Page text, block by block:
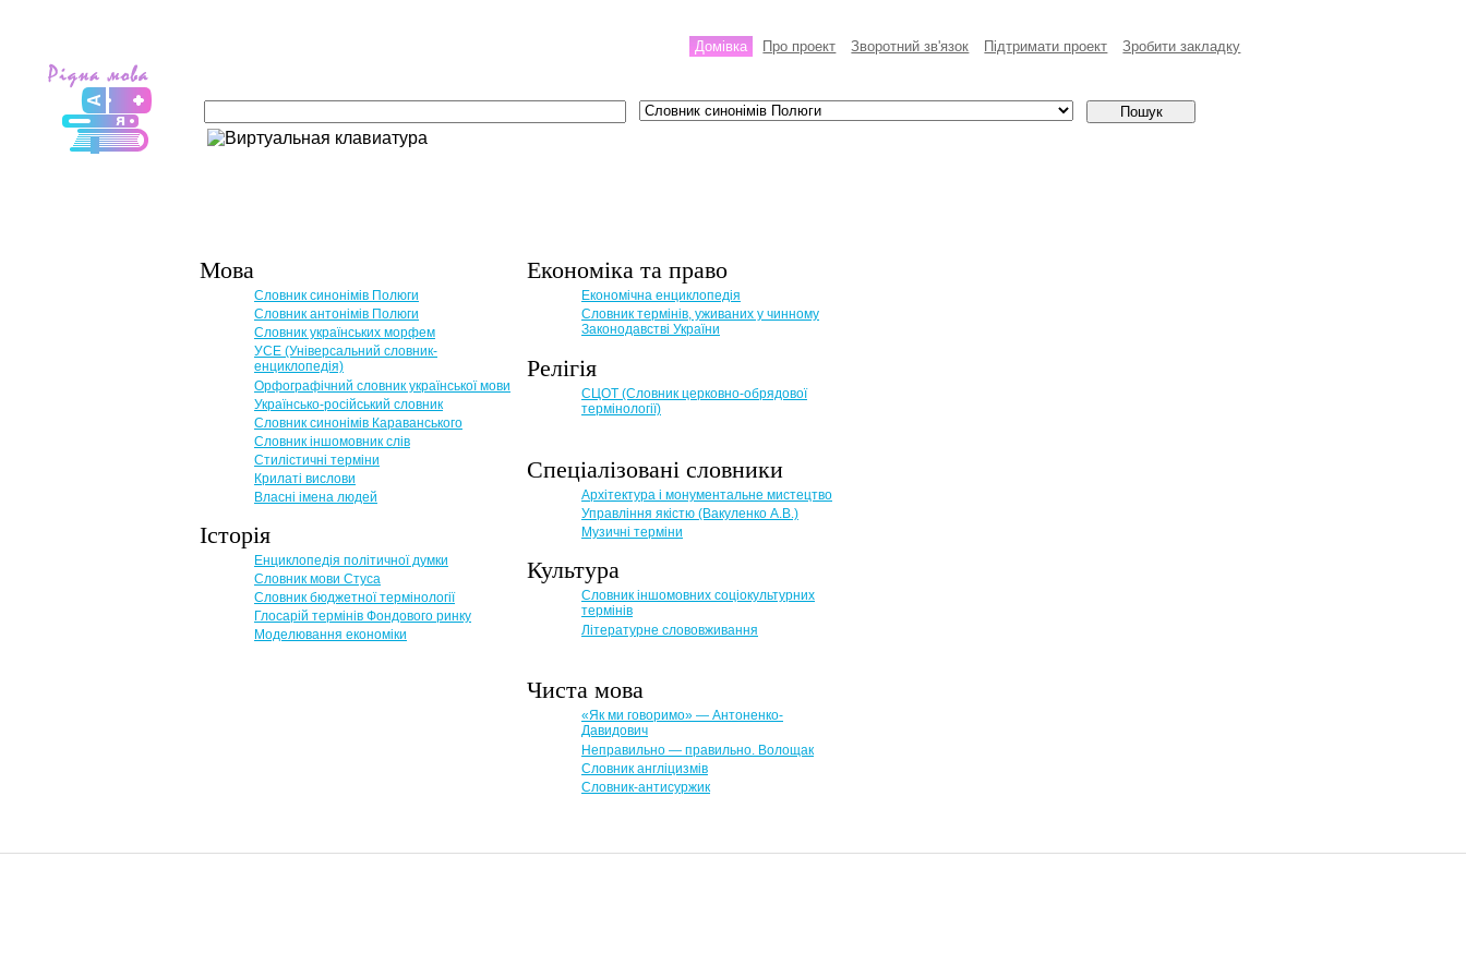
Домівка Про проект Зворотний зв'язок Пiдтримати проект Зробити закладку
Мова
Словник синонімів Полюги
Словник антонімів Полюги
Словник українських морфем
УСЕ (Універсальний словник-
енциклопедія)
Орфографічний словник української мови
Українсько-російський словник
Словник синонімів Караванського
Словник іншомовник слів
Стилістичні терміни
Крилаті вислови
Власні імена людей
Історія
Енциклопедія політичної думки
Словник мови Стуса
Словник бюджетної термінології
Глосарій термінів Фондового ринку
Моделювання економіки
Економіка та право
Eкономічна енциклопедія
Словник термінів, уживаних у чинному
Законодавстві України
Релігія
СЦОТ (Словник церковно-обрядової
термінології)
Спеціалізовані словники
Архітектура і монументальне мистецтво
Управління якістю (Вакуленко А.В.)
Музичні терміни
Культура
Словник іншомовних соціокультурних
термінів
Літературне слововживання
Чиста мова
«Як ми говоримо» — Антоненко-
Давидович
Неправильно — правильно. Волощак
Словник англіцизмів
Словник-антисуржик